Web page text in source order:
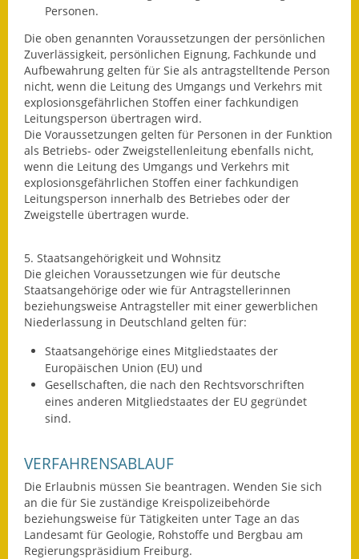
Personen.
Die oben genannten Voraussetzungen der persönlichen
Zuverlässigkeit, persönlichen Eignung, Fachkunde und
Aufbewahrung gelten für Sie als antragstelltende Person
nicht, wenn die Leitung des Umgangs und Verkehrs mit
explosionsgefährlichen Stoffen einer fachkundigen
Leitungsperson übertragen wird.
Die Voraussetzungen gelten für Personen in der Funktion
als Betriebs- oder Zweigstellenleitung ebenfalls nicht,
wenn die Leitung des Umgangs und Verkehrs mit
explosionsgefährlichen Stoffen einer fachkundigen
Leitungsperson innerhalb des Betriebes oder der
Zweigstelle übertragen wurde.
5. Staatsangehörigkeit und Wohnsitz
Die gleichen Voraussetzungen wie für deutsche
Staatsangehörige oder wie für Antragstellerinnen
beziehungsweise Antragsteller mit einer gewerblichen
Niederlassung in Deutschland gelten für:
Staatsangehörige eines Mitgliedstaates der
Europäischen Union (EU) und
Gesellschaften, die nach den Rechtsvorschriften
eines anderen Mitgliedstaates der EU gegründet
sind.
VERFAHRENSABLAUF
Die Erlaubnis müssen Sie beantragen. Wenden Sie sich
an die für Sie zuständige Kreispolizeibehörde
beziehungsweise für Tätigkeiten unter Tage an das
Landesamt für Geologie, Rohstoffe und Bergbau am
Regierungspräsidium Freiburg.